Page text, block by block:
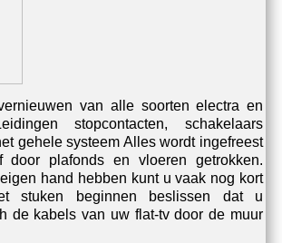
van alle soorten electra en
stopcontacten, schakelaars
gehele systeem Alles wordt ingefreest
plafonds en vloeren getrokken.
hand hebben kunt u vaak nog kort
stuken beginnen beslissen dat u
de kabels van uw flat-tv door de muur